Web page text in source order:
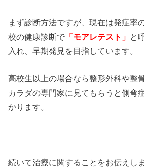
まず診断方法ですが、現在は発症率
校の健康診断で 「モアレテスト」 と
入れ、早期発見を目指しています。
高校生以上の場合なら整形外科や整
カラダの専門家に見てもらうと側弯
かります。
続いて治療に関することをお伝えしま